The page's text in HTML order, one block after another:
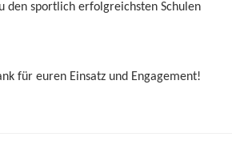
den sportlich erfolgreichsten Schulen
für euren Einsatz und Engagement!